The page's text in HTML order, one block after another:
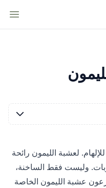
لعشبة الليمون رائحة
وليست فقط الساخنة،
عشبة الليمون الخاصة